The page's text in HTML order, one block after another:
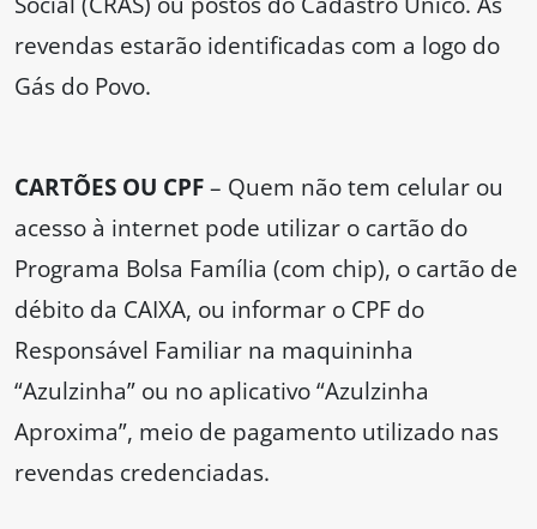
revendas estarão identificadas com a logo do
Gás do Povo.
CARTÕES OU CPF– Quem não tem celular ou
acesso à internet pode utilizar o cartão do
Programa Bolsa Família (com chip), o cartão de
débito da CAIXA, ou informar o CPF do
Responsável Familiar na maquininha
“Azulzinha” ou no aplicativo “Azulzinha
Aproxima”, meio de pagamento utilizado nas
revendas credenciadas.